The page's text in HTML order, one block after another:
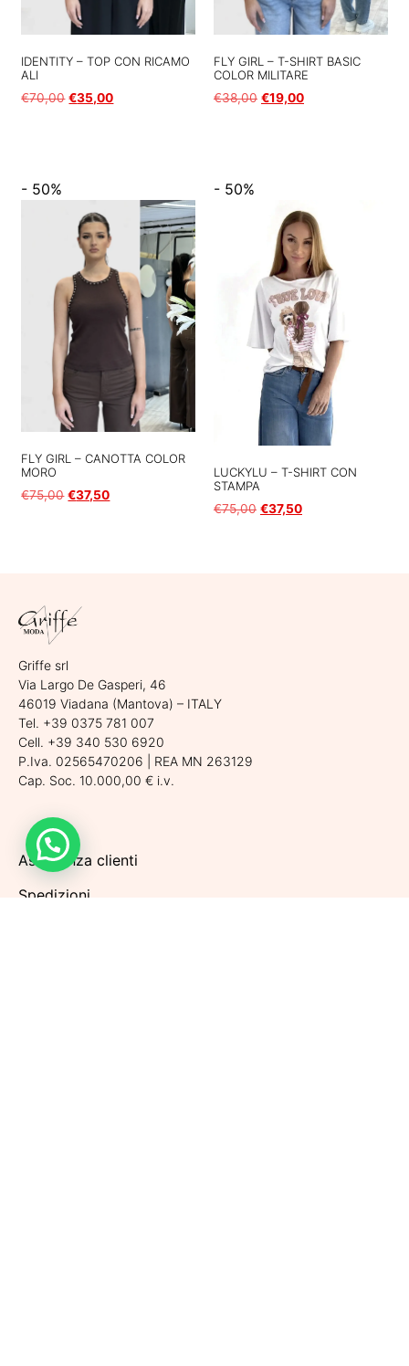
IDENTITY – TOP CON RICAMO
ALI
€70,00 €35,00
FLY GIRL – T-SHIRT BASIC
COLOR MILITARE
€38,00 €19,00
- 50%
FLY GIRL – CANOTTA COLOR
MORO
€75,00 €37,50
- 50%
LUCKYLU – T-SHIRT CON
STAMPA
€75,00 €37,50
Griffe srl
Via Largo De Gasperi, 46
46019 Viadana (Mantova) – ITALY
Tel. +39 0375 781 007
Cell. +39 340 530 6920
P.Iva. 02565470206 | REA MN 263129
Cap. Soc. 10.000,00 € i.v.
Assistenza clienti
Spedizioni